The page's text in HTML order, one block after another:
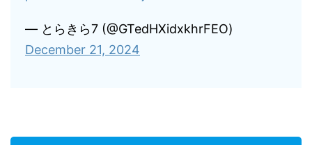
— とらきら7 (@GTedHXidxkhrFEO)
December 21, 2024